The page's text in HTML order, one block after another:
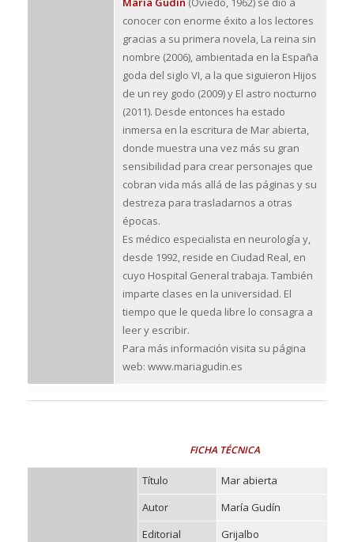
conocer con enorme éxito a los lectores
gracias a su primera novela, La reina sin
nombre (2006), ambientada en la España
goda del siglo VI, a la que siguieron Hijos
de un rey godo (2009) y El astro nocturno
(2011). Desde entonces ha estado
inmersa en la escritura de Mar abierta,
donde muestra una vez más su gran
sensibilidad para crear personajes que
cobran vida más allá de las páginas y su
destreza para trasladarnos a otras
épocas.
Es médico especialista en neurología y,
desde 1992, reside en Ciudad Real, en
cuyo Hospital General trabaja. También
imparte clases en la universidad. El
tiempo que le queda libre lo consagra a
leer y escribir.
Para más información visita su página
web: www.mariagudin.es
FICHA TÉCNICA
Título
Mar abierta
Autor
María Gudín
Editorial
Grijalbo